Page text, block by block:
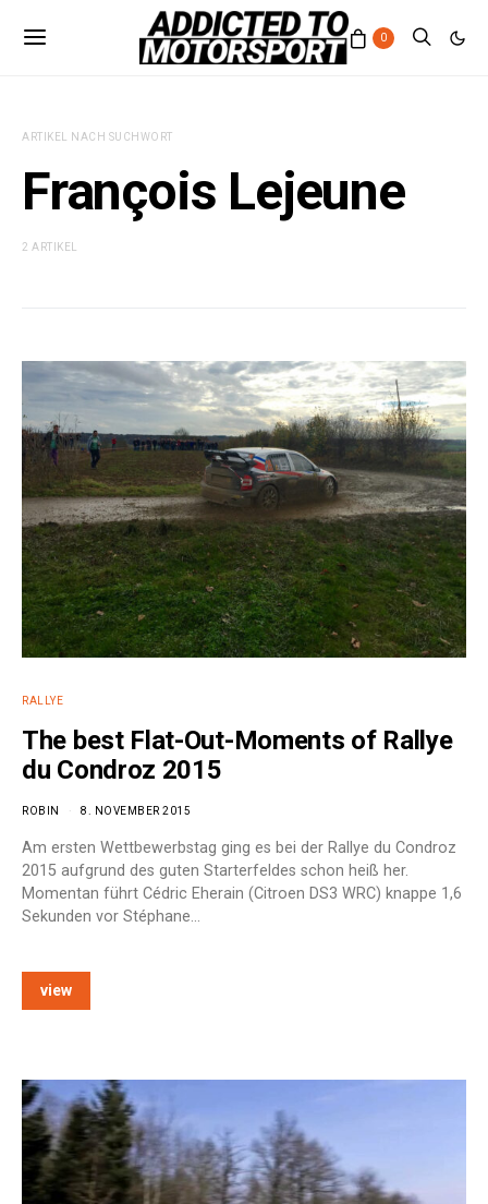
0
ARTIKEL NACH SUCHWORT
François Lejeune
2 ARTIKEL
RALLYE
The best Flat-Out-Moments of Rallye
du Condroz 2015
ROBIN 8. NOVEMBER 2015
Am ersten Wettbewerbstag ging es bei der Rallye du Condroz
2015 aufgrund des guten Starterfeldes schon heiß her.
Momentan führt Cédric Eherain (Citroen DS3 WRC) knappe 1,6
Sekunden vor Stéphane…
view